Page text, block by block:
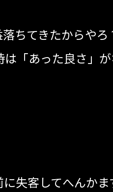
ちてきたからや
「あった良さ」
失客してへんか